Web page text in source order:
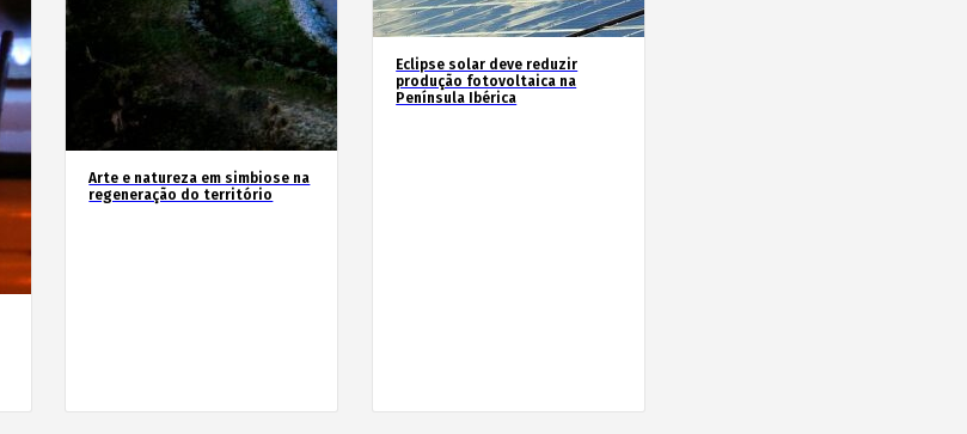
Arte e natureza em simbiose na
regeneração do território
Eclipse solar deve reduzir
produção fotovoltaica na
Península Ibérica